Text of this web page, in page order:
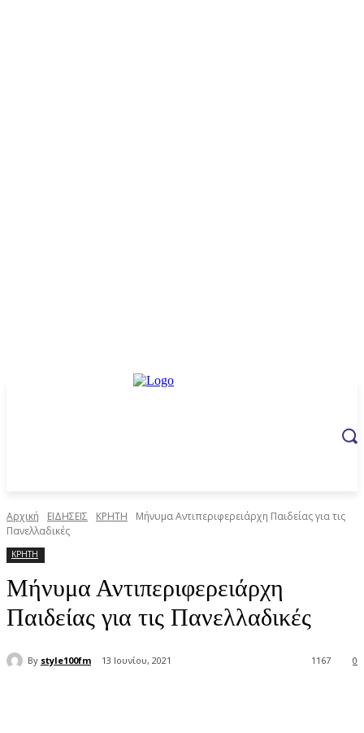
Αρχική ΕΙΔΗΣΕΙΣ ΚΡΗΤΗ
Μήνυμα Αντιπεριφερειάρχη Παιδείας για τις
Πανελλαδικές
ΚΡΗΤΗ
Μήνυμα Αντιπεριφερειάρχη
Παιδείας για τις Πανελλαδικές
By style100fm 13 Ιουνίου, 2021 0
1167